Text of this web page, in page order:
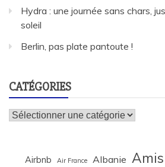
Hydra : une journée sans chars,
soleil
Berlin, pas plate pantoute !
CATÉGORIES
Catégories
Airbnb Air France Albanie Amis